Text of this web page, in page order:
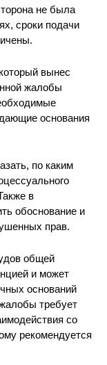
не была
сроки подачи
вынес
жалобы
основания
по каким
в
обоснование и
прав.
общей
и может
оснований
требует
со
рекомендуется